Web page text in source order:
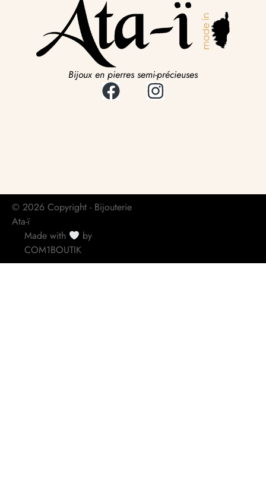
Bijoux en pierres semi-précieuses
© 2026 Copyright - Bijouterie
Ata-ï
Made with
by
COM1BOUTIK